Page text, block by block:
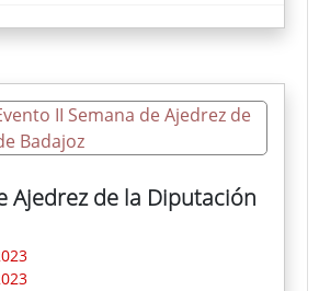
Ajedrez de la Diputación